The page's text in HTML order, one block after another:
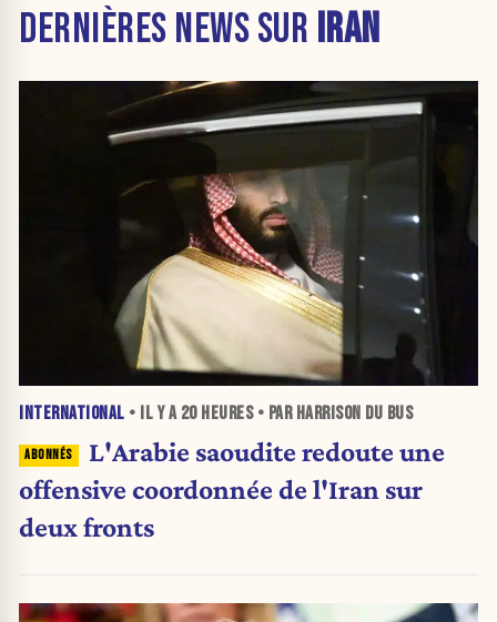
DERNIÈRES NEWS SUR IRAN
INTERNATIONAL • IL Y A 20 HEURES• PAR HARRISON DU BUS
L'Arabie saoudite redoute une
offensive coordonnée de l'Iran sur
deux fronts